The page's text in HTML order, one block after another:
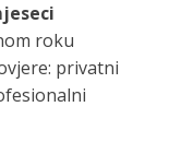
roku
privatni